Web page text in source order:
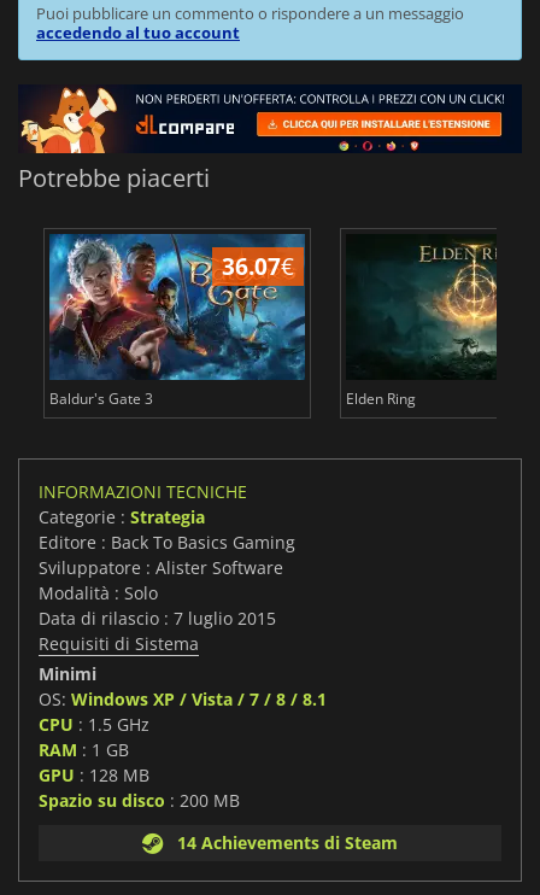
Puoi pubblicare un commento o rispondere a un messaggio
accedendo al tuo account
Potrebbe piacerti
36.07€
Baldur's Gate 3 Elden Ring
INFORMAZIONI TECNICHE
Categorie : Strategia
Editore : Back To Basics Gaming
Sviluppatore : Alister Software
Modalità : Solo
Data di rilascio : 7 luglio 2015
Requisiti di Sistema
Minimi
OS: Windows XP / Vista / 7 / 8 / 8.1
CPU : 1.5 GHz
RAM : 1 GB
GPU : 128 MB
Spazio su disco : 200 MB
14 Achievements di Steam